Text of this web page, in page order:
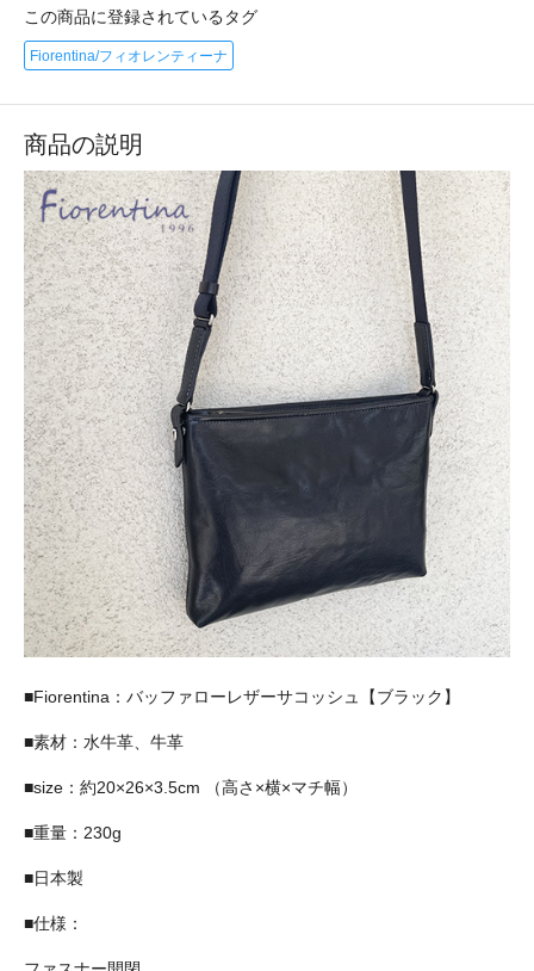
この商品に登録されているタグ
Fiorentina/フィオレンティーナ
商品の説明
■Fiorentina：バッファローレザーサコッシュ【ブラック】
■素材：水牛革、牛革
■size：約20×26×3.5cm （高さ×横×マチ幅）
■重量：230g
■日本製
■仕様：